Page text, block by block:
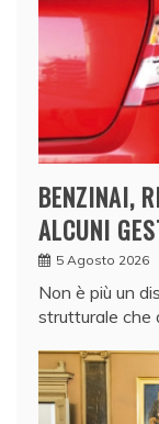
BENZINAI,
ALCUNI
5 Agosto 2026
Non è più un
strutturale che